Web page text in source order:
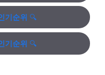
기순위 🔍
기순위 🔍